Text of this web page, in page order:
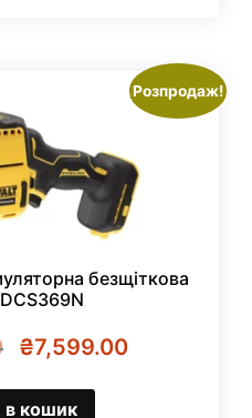
Розпродаж!
безщіткова
Оригінальна
₴9,399.00.
₴7,599.00
кошик